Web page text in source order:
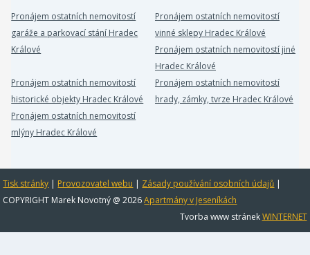
Pronájem ostatních nemovitostí
garáže a parkovací stání Hradec
Králové
Pronájem ostatních nemovitostí
vinné sklepy Hradec Králové
Pronájem ostatních nemovitostí jiné
Hradec Králové
Pronájem ostatních nemovitostí
historické objekty Hradec Králové
Pronájem ostatních nemovitostí
hrady, zámky, tvrze Hradec Králové
Pronájem ostatních nemovitostí
mlýny Hradec Králové
Tisk stránky | Provozovatel webu | Zásady používání osobních údajů |
COPYRIGHT Marek Novotný @ 2026Apartmány v Jeseníkách
Tvorba www stránekWINTERNET